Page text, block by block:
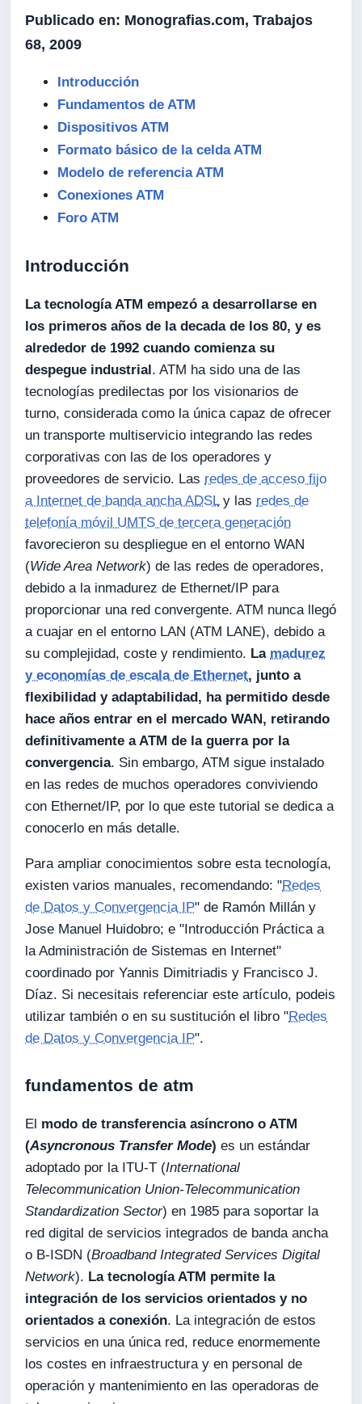
Publicado en: Monografias.com, Trabajos
68, 2009
Introducción
Fundamentos de ATM
Dispositivos ATM
Formato básico de la celda ATM
Modelo de referencia ATM
Conexiones ATM
Foro ATM
Introducción
La tecnología ATM empezó a desarrollarse en
los primeros años de la decada de los 80, y es
alrededor de 1992 cuando comienza su
despegue industrial. ATM ha sido una de las
tecnologías predilectas por los visionarios de
turno, considerada como la única capaz de ofrecer
un transporte multiservicio integrando las redes
corporativas con las de los operadores y
proveedores de servicio. Las redes de acceso fijo
a Internet de banda ancha ADSLy las redes de
telefonía móvil UMTS de tercera generación
favorecieron su despliegue en el entorno WAN
(Wide Area Network) de las redes de operadores,
debido a la inmadurez de Ethernet/IP para
proporcionar una red convergente. ATM nunca llegó
a cuajar en el entorno LAN (ATM LANE), debido a
su complejidad, coste y rendimiento. La madurez
y economías de escala de Ethernet, junto a
flexibilidad y adaptabilidad, ha permitido desde
hace años entrar en el mercado WAN, retirando
definitivamente a ATM de la guerra por la
convergencia. Sin embargo, ATM sigue instalado
en las redes de muchos operadores conviviendo
con Ethernet/IP, por lo que este tutorial se dedica a
conocerlo en más detalle.
Para ampliar conocimientos sobre esta tecnología,
existen varios manuales, recomendando: "Redes
de Datos y Convergencia IP" de Ramón Millán y
Jose Manuel Huidobro; e "Introducción Práctica a
la Administración de Sistemas en Internet"
coordinado por Yannis Dimitriadis y Francisco J.
Díaz. Si necesitais referenciar este artículo, podeis
utilizar también o en su sustitución el libro "Redes
de Datos y Convergencia IP".
fundamentos de atm
El modo de transferencia asíncrono o ATM
(Asyncronous Transfer Mode) es un estándar
adoptado por la ITU-T (International
Telecommunication Union-Telecommunication
Standardization Sector) en 1985 para soportar la
red digital de servicios integrados de banda ancha
o B-ISDN (Broadband Integrated Services Digital
Network). La tecnología ATM permite la
integración de los servicios orientados y no
orientados a conexión. La integración de estos
servicios en una única red, reduce enormemente
los costes en infraestructura y en personal de
operación y mantenimiento en las operadoras de